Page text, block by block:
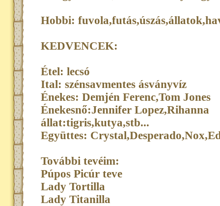
Hobbi:
KEDVENCEK:
Étel: lecsó
Ital: szénsavmentes ásványvíz
Énekes: Demjén Ferenc,Tom Jones
Énekesnő:Jennifer Lopez,Rihanna
állat:tigris,kutya,stb...
Együttes:
További tevéim:
Púpos Picúr teve
Lady Tortilla
Lady Titanilla